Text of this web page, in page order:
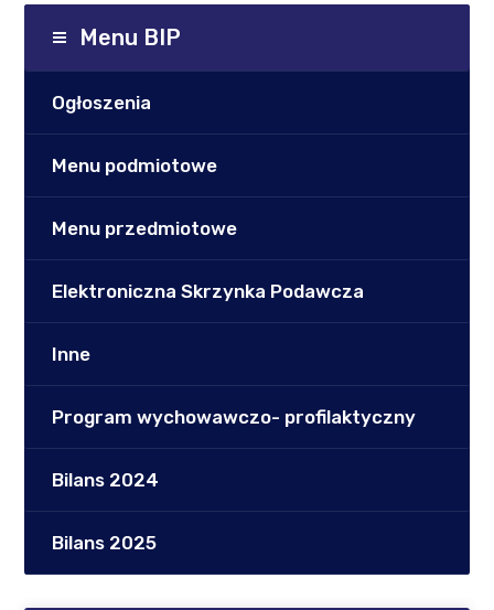
Menu BIP
Ogłoszenia
Menu podmiotowe
Menu przedmiotowe
Elektroniczna Skrzynka Podawcza
Inne
Program wychowawczo- profilaktyczny
Bilans 2024
Bilans 2025